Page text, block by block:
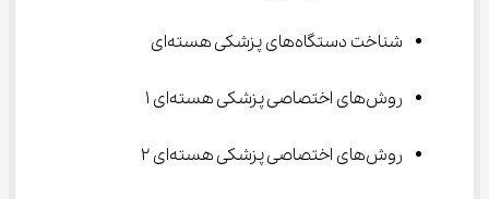
شناخت دستگاه‌های پزشکی هسته‌ای
روش‌های اختصاصی پزشکی هسته‌ای ۱
روش‌های اختصاصی پزشکی هسته‌ای ۲